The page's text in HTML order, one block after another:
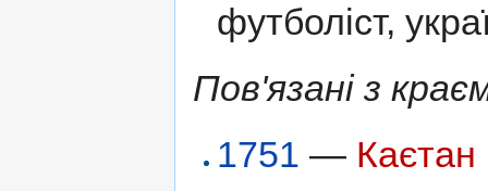
футболіст,
Пов'язані з
1751 — Каєтан